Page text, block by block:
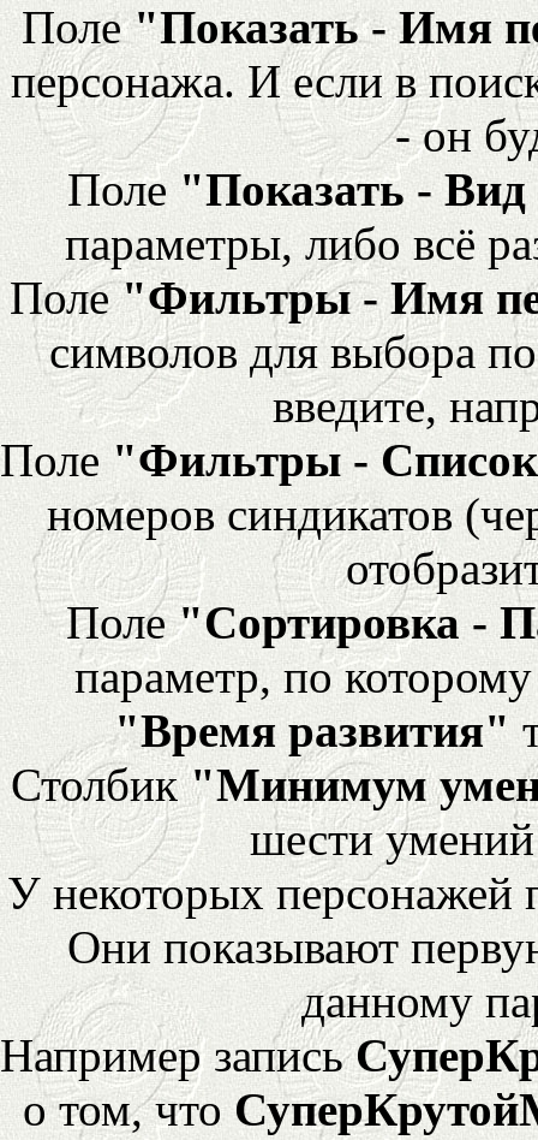
Поле"Показать - Имя
персонажа. И если в
- он
Поле "Показать -
параметры, либо всё
Поле"Фильтры - Имя
символов для выбора
введите,
Поле "Фильтры -
номеров синдикатов
Поле"Сортировка -
параметр, по
"Время развития"
Столбик"Минимум
шести
У некоторых персонажей
Они показывают
данному
Например запись
о том, что